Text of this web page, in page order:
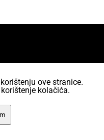
pod licencom Creative
ove stranice.
kolačića.